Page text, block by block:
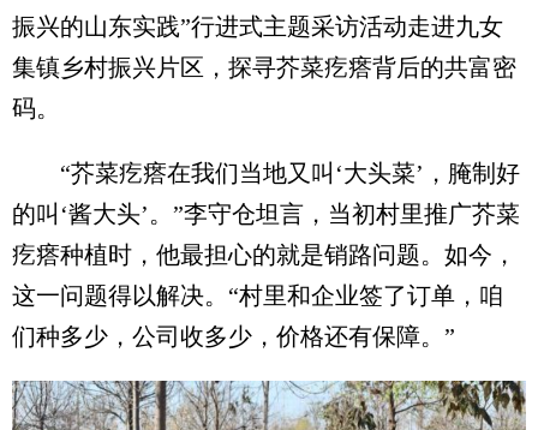
振兴的山东实践”行进式主题采访活动走进九女
集镇乡村振兴片区，探寻芥菜疙瘩背后的共富密
码。
“芥菜疙瘩在我们当地又叫‘大头菜’，腌制好
的叫‘酱大头’。”李守仓坦言，当初村里推广芥菜
疙瘩种植时，他最担心的就是销路问题。如今，
这一问题得以解决。“村里和企业签了订单，咱
们种多少，公司收多少，价格还有保障。”